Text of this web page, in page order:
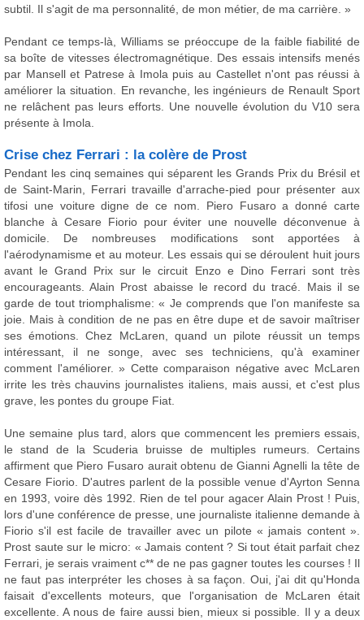
subtil. Il s'agit de ma personnalité, de mon métier, de ma carrière. »
Pendant ce temps-là, Williams se préoccupe de la faible fiabilité de
sa boîte de vitesses électromagnétique. Des essais intensifs menés
par Mansell et Patrese à Imola puis au Castellet n'ont pas réussi à
améliorer la situation. En revanche, les ingénieurs de Renault Sport
ne relâchent pas leurs efforts. Une nouvelle évolution du V10 sera
présente à Imola.
Crise chez Ferrari : la colère de Prost
Pendant les cinq semaines qui séparent les Grands Prix du Brésil et
de Saint-Marin, Ferrari travaille d'arrache-pied pour présenter aux
tifosi une voiture digne de ce nom. Piero Fusaro a donné carte
blanche à Cesare Fiorio pour éviter une nouvelle déconvenue à
domicile. De nombreuses modifications sont apportées à
l'aérodynamisme et au moteur. Les essais qui se déroulent huit jours
avant le Grand Prix sur le circuit Enzo e Dino Ferrari sont très
encourageants. Alain Prost abaisse le record du tracé. Mais il se
garde de tout triomphalisme: « Je comprends que l'on manifeste sa
joie. Mais à condition de ne pas en être dupe et de savoir maîtriser
ses émotions. Chez McLaren, quand un pilote réussit un temps
intéressant, il ne songe, avec ses techniciens, qu'à examiner
comment l'améliorer. » Cette comparaison négative avec McLaren
irrite les très chauvins journalistes italiens, mais aussi, et c'est plus
grave, les pontes du groupe Fiat.
Une semaine plus tard, alors que commencent les premiers essais,
le stand de la Scuderia bruisse de multiples rumeurs. Certains
affirment que Piero Fusaro aurait obtenu de Gianni Agnelli la tête de
Cesare Fiorio. D'autres parlent de la possible venue d'Ayrton Senna
en 1993, voire dès 1992. Rien de tel pour agacer Alain Prost ! Puis,
lors d'une conférence de presse, une journaliste italienne demande à
Fiorio s'il est facile de travailler avec un pilote « jamais content ».
Prost saute sur le micro: « Jamais content ? Si tout était parfait chez
Ferrari, je serais vraiment c** de ne pas gagner toutes les courses ! Il
ne faut pas interpréter les choses à sa façon. Oui, j'ai dit qu'Honda
faisait d'excellents moteurs, que l'organisation de McLaren était
excellente. A nous de faire aussi bien, mieux si possible. Il y a deux